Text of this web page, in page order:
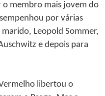
o membro mais jovem do
por várias
marido, Leopold Sommer,
e depois para
libertou o